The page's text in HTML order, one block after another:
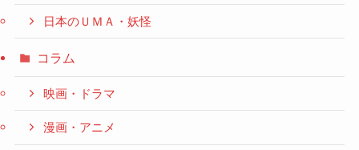
日本のＵＭＡ・妖怪
コラム
映画・ドラマ
漫画・アニメ